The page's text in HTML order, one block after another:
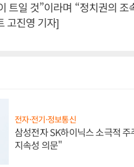
트일 것”이라며 “정치권의
고진영 기자]
전자·전기·정보통신
삼성전자 SK하이닉스 소극적
지속성 의문"